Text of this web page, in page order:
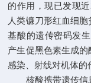
的作用，现已发现
人类镰刀形红血细
基酸的遗传密码发
产生促黑色素生成
感染、射线对机体的
核酸携带遗传信